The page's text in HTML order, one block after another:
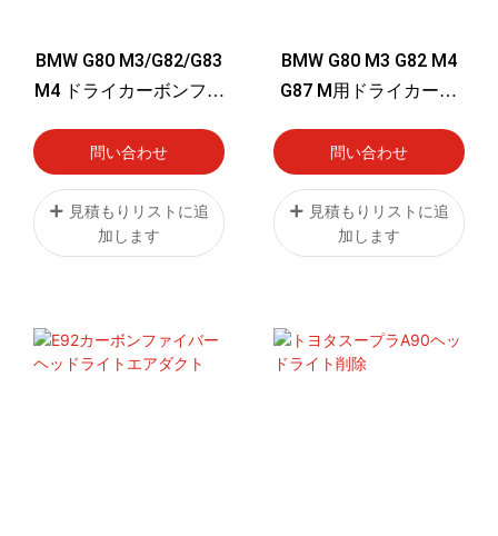
BMW G80 M3/G82/G83
M4 ドライカーボンファ
交換
問い合わせ
見積もりリストに追
加します
BMW G80 M3 G82 M4
G87 M用ドライカーボ
ネルカバー2
問い合わせ
見積もりリストに追
加します